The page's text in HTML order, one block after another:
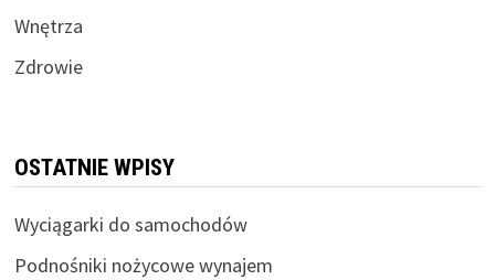
Wnętrza
Zdrowie
OSTATNIE WPISY
Wyciągarki do samochodów
Podnośniki nożycowe wynajem